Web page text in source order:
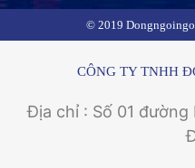
© 2019
CÔNG TY TNHH
Địa chỉ : Số 01 đường